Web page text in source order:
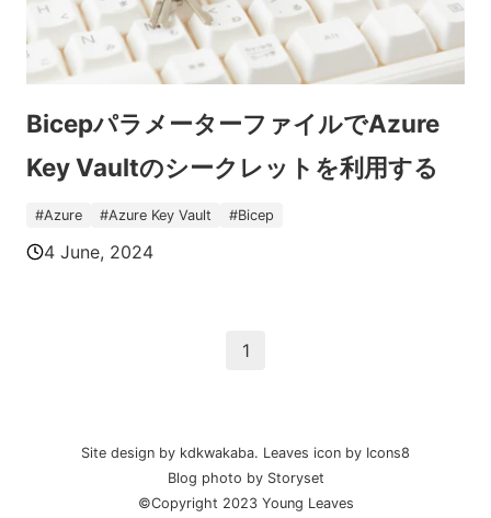
BicepパラメーターファイルでAzure
Key Vaultのシークレットを利用する
#Azure #Azure Key Vault #Bicep
4 June, 2024
1
Site design by kdkwakaba. Leaves icon by Icons8
Blog photo byStoryset
©Copyright 2023 Young Leaves